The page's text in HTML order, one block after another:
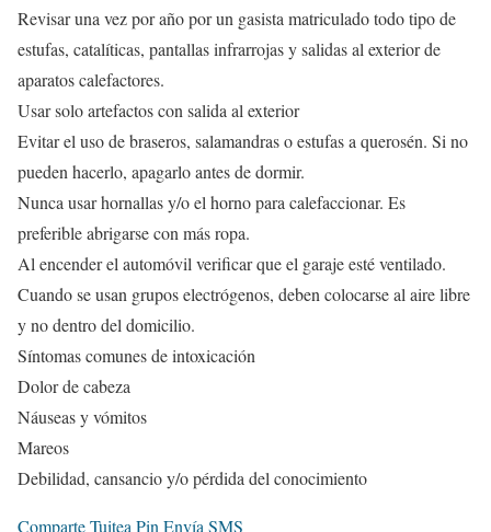
Revisar una vez por año por un gasista matriculado todo tipo de
estufas, catalíticas, pantallas infrarrojas y salidas al exterior de
aparatos calefactores.
Usar solo artefactos con salida al exterior
Evitar el uso de braseros, salamandras o estufas a querosén. Si no
pueden hacerlo, apagarlo antes de dormir.
Nunca usar hornallas y/o el horno para calefaccionar. Es
preferible abrigarse con más ropa.
Al encender el automóvil verificar que el garaje esté ventilado.
Cuando se usan grupos electrógenos, deben colocarse al aire libre
y no dentro del domicilio.
Síntomas comunes de intoxicación
Dolor de cabeza
Náuseas y vómitos
Mareos
Debilidad, cansancio y/o pérdida del conocimiento
ComparteTuitea Pin Envía SMS